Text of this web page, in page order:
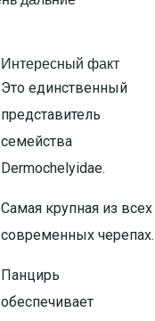
Интересный факт
Это единственный
представитель
семейства
Dermochelyidae.
Самая крупная из всех
современных черепах.
Панцирь
обеспечивает